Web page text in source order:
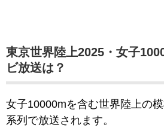
東京世界陸上2025・女子
ビ放送は？
女子10000mを含む世界陸上の
系列で放送されます。